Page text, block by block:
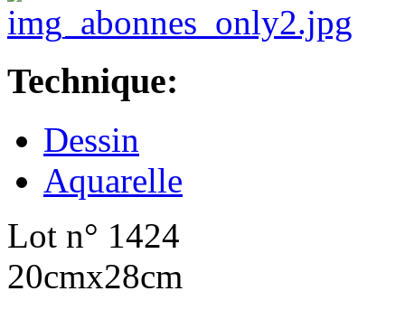
Technique:
Dessin
Aquarelle
Lot n° 1424
20cmx28cm